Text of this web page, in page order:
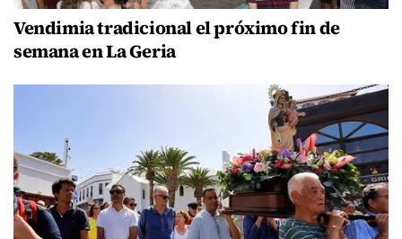
Vendimia tradicional el próximo fin de
semana en La Geria